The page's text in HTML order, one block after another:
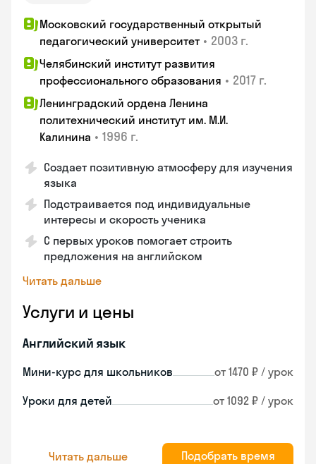
Московский государственный открытый
педагогический университет • 2003 г.
Челябинский институт развития
профессионального образования • 2017 г.
Ленинградский ордена Ленина
политехнический институт им. М.И.
Калинина • 1996 г.
Создает позитивную атмосферу для изучения
языка
Подстраивается под индивидуальные
интересы и скорость ученика
С первых уроков помогает строить
предложения на английском
Читать дальше
Услуги и цены
Английский язык
Мини-курс для школьников от 1470 ₽ / урок
Уроки для детей от 1092 ₽ / урок
Читать дальше Подобрать время